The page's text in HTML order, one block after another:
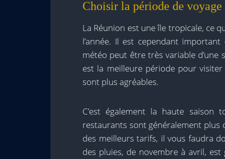
Choisir la période de voyage
La Réunion est une île tropicale, ce
l’année. Il est cependant
météo peut être très variable d’une
est la meilleure période pour
sont plus agréables.
C’est également la haute
restaurants sont généralement plus
des meilleurs tarifs, il vous faudra
des pluies, de novembre à avril,